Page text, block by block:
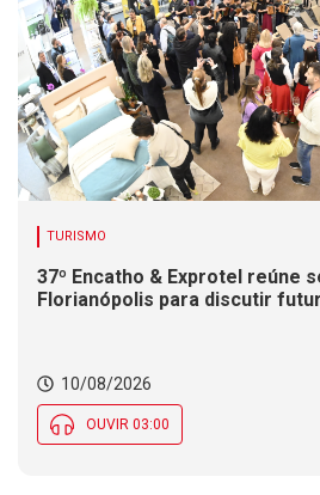
TURISMO
37º Encatho & Exprotel reúne
Florianópolis para discutir
10/08/2026
OUVIR 03:00